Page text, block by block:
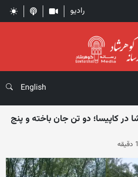
رادیو
English
در کاپیسا؛ دو تن جان باخته و پنج